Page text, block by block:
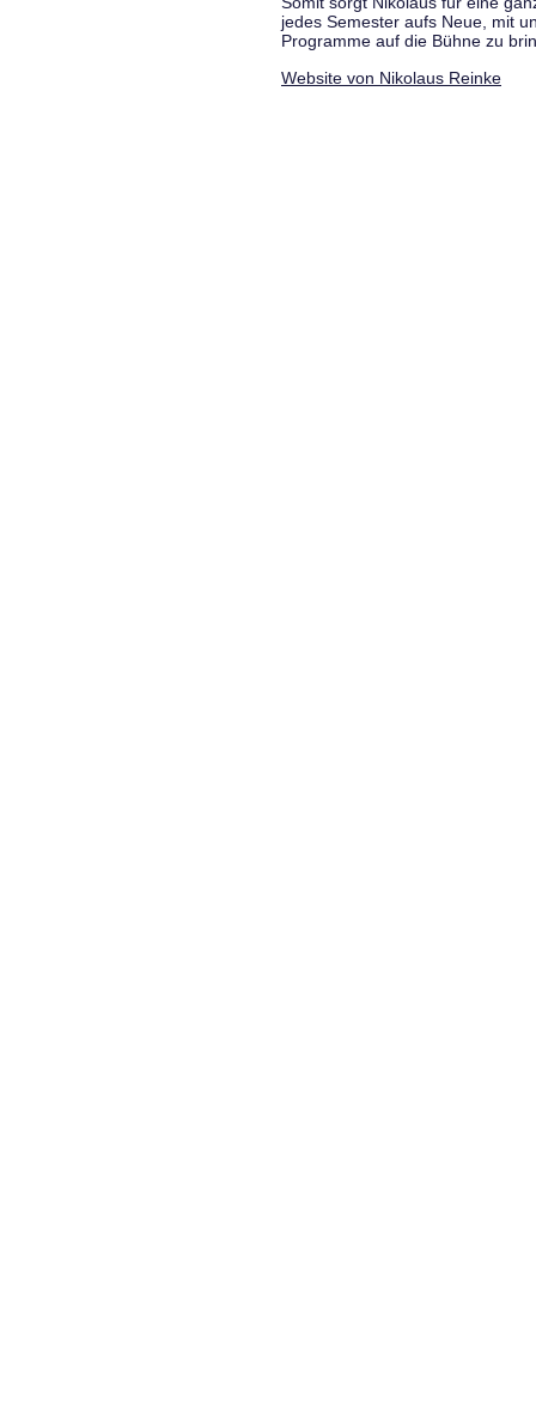
jedes Semester aufs Neue, mit
Programme auf die Bühne zu
Website von Nikolaus Reinke